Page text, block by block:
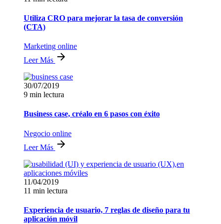
Utiliza CRO para mejorar la tasa de conversión
(CTA)
Marketing online
Leer Más
30/07/2019
9 min lectura
Business case, créalo en 6 pasos con éxito
Negocio online
Leer Más
11/04/2019
11 min lectura
Experiencia de usuario, 7 reglas de diseño para tu
aplicación móvil